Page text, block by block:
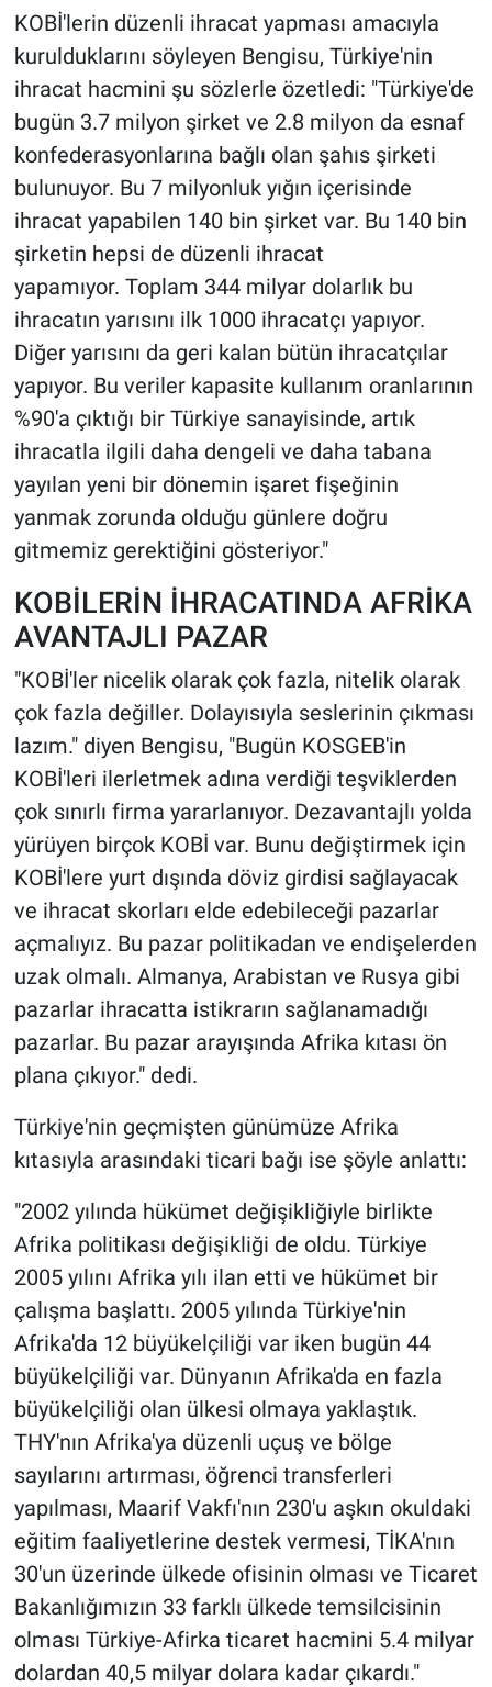
KOBİ'lerin düzenli ihracat yapması amacıyla
kurulduklarını söyleyen Bengisu, Türkiye'nin
ihracat hacmini şu sözlerle özetledi: "Türkiye'de
bugün 3.7 milyon şirket ve 2.8 milyon da esnaf
konfederasyonlarına bağlı olan şahıs şirketi
bulunuyor. Bu 7 milyonluk yığın içerisinde
ihracat yapabilen 140 bin şirket var. Bu 140 bin
şirketin hepsi de düzenli ihracat
yapamıyor. Toplam 344 milyar dolarlık bu
ihracatın yarısını ilk 1000 ihracatçı yapıyor.
Diğer yarısını da geri kalan bütün ihracatçılar
yapıyor. Bu veriler kapasite kullanım oranlarının
%90'a çıktığı bir Türkiye sanayisinde, artık
ihracatla ilgili daha dengeli ve daha tabana
yayılan yeni bir dönemin işaret fişeğinin
yanmak zorunda olduğu günlere doğru
gitmemiz gerektiğini gösteriyor."
KOBİLERİN İHRACATINDA AFRİKA
AVANTAJLI PAZAR
"KOBİ'ler nicelik olarak çok fazla, nitelik olarak
çok fazla değiller. Dolayısıyla seslerinin çıkması
lazım." diyen Bengisu, "Bugün KOSGEB'in
KOBİ'leri ilerletmek adına verdiği teşviklerden
çok sınırlı firma yararlanıyor. Dezavantajlı yolda
yürüyen birçok KOBİ var. Bunu değiştirmek için
KOBİ'lere yurt dışında döviz girdisi sağlayacak
ve ihracat skorları elde edebileceği pazarlar
açmalıyız. Bu pazar politikadan ve endişelerden
uzak olmalı. Almanya, Arabistan ve Rusya gibi
pazarlar ihracatta istikrarın sağlanamadığı
pazarlar. Bu pazar arayışında Afrika kıtası ön
plana çıkıyor." dedi.
Türkiye'nin geçmişten günümüze Afrika
kıtasıyla arasındaki ticari bağı ise şöyle anlattı:
"2002 yılında hükümet değişikliğiyle birlikte
Afrika politikası değişikliği de oldu. Türkiye
2005 yılını Afrika yılı ilan etti ve hükümet bir
çalışma başlattı. 2005 yılında Türkiye'nin
Afrika'da 12 büyükelçiliği var iken bugün 44
büyükelçiliği var. Dünyanın Afrika'da en fazla
büyükelçiliği olan ülkesi olmaya yaklaştık.
THY'nın Afrika'ya düzenli uçuş ve bölge
sayılarını artırması, öğrenci transferleri
yapılması, Maarif Vakfı'nın 230'u aşkın okuldaki
eğitim faaliyetlerine destek vermesi, TİKA'nın
30'un üzerinde ülkede ofisinin olması ve Ticaret
Bakanlığımızın 33 farklı ülkede temsilcisinin
olması Türkiye-Afirka ticaret hacmini 5.4 milyar
dolardan 40,5 milyar dolara kadar çıkardı."